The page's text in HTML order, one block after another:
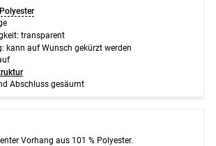
transparent
kann auf Wunsch gekürzt werden
Abschluss gesäumt
Vorhang aus 101 % Polyester.